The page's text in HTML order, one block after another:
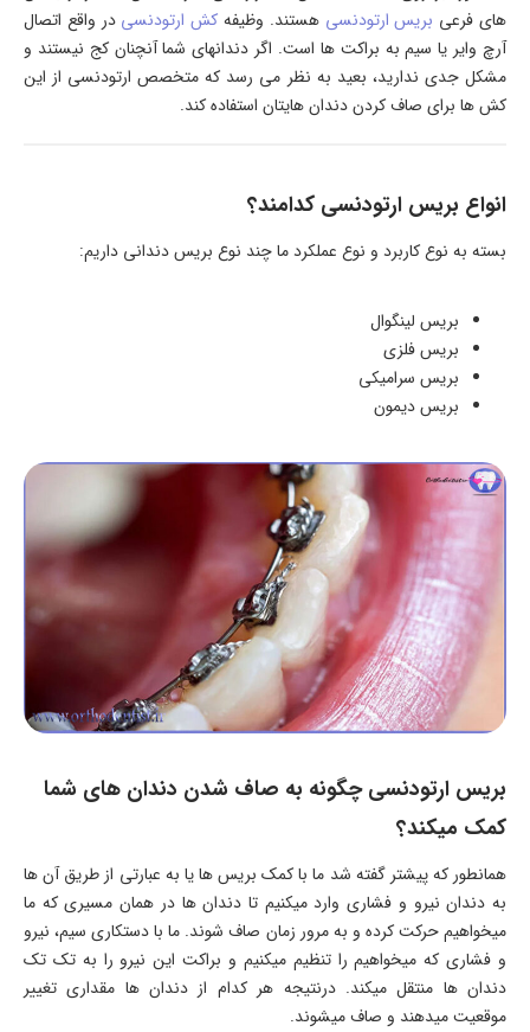
های فرعی بریس ارتودنسی هستند. وظیفه کش ارتودنسی در واقع اتصال
آرچ وایر یا سیم به براکت ها است. اگر دندانهای شما آنچنان کج نیستند و
مشکل جدی ندارید، بعید به نظر می رسد که متخصص ارتودنسی از این
کش ها برای صاف کردن دندان هایتان استفاده کند.
انواع بریس ارتودنسی کدامند؟
بسته به نوع کاربرد و نوع عملکرد ما چند نوع بریس دندانی داریم:
بریس لینگوال
بریس فلزی
بریس سرامیکی
بریس دیمون
بریس ارتودنسی چگونه به صاف شدن دندان های شما
کمک میکند؟
همانطور که پیشتر گفته شد ما با کمک بریس ها یا به عبارتی از طریق آن ها
به دندان نیرو و فشاری وارد میکنیم تا دندان ها در همان مسیری که ما
میخواهیم حرکت کرده و به مرور زمان صاف شوند. ما با دستکاری سیم، نیرو
و فشاری که میخواهیم را تنظیم میکنیم و براکت این نیرو را به تک تک
دندان ها منتقل میکند. درنتیجه هر کدام از دندان ها مقداری تغییر
موقعیت میدهند و صاف میشوند.